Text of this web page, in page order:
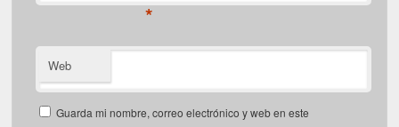
*
Web
Guarda mi nombre, correo electrónico y web en este